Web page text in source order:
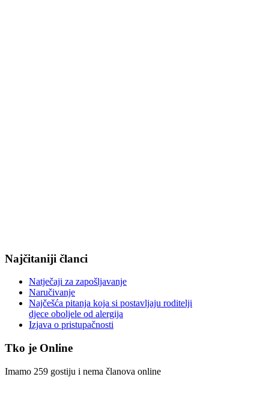
Najčitaniji članci
Natječaji za zapošljavanje
Naručivanje
Najčešća pitanja koja si postavljaju roditelji
djece oboljele od alergija
Izjava o pristupačnosti
Tko je Online
Imamo 259 gostiju i nema članova online